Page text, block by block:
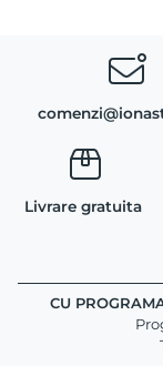
Livrare gratuita
CU